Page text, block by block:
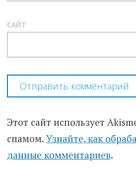
САЙТ
Этот сайт использует
спамом. Узнайте, как
данные комментариев.